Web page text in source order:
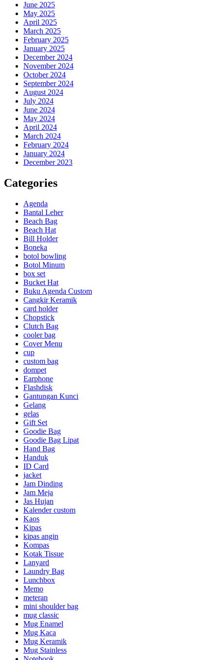
June 2025
May 2025
April 2025
March 2025
February 2025
January 2025
December 2024
November 2024
October 2024
September 2024
August 2024
July 2024
June 2024
May 2024
April 2024
March 2024
February 2024
January 2024
December 2023
Categories
Agenda
Bantal Leher
Beach Bag
Beach Hat
Bill Holder
Boneka
botol bowling
Botol Minum
box set
Bucket Hat
Buku Agenda Custom
Cangkir Keramik
card holder
Chopstick
Clutch Bag
cooler bag
Cover Menu
cup
custom bag
dompet
Earphone
Flashdisk
Gantungan Kunci
Gelang
gelas
Gift Set
Goodie Bag
Goodie Bag Lipat
Hand Bag
Handuk
ID Card
jacket
Jam Dinding
Jam Meja
Jas Hujan
Kalender custom
Kaos
Kipas
kipas angin
Kompas
Kotak Tissue
Lanyard
Laundry Bag
Lunchbox
Memo
meteran
mini shoulder bag
mug classic
Mug Enamel
Mug Kaca
Mug Keramik
Mug Stainless